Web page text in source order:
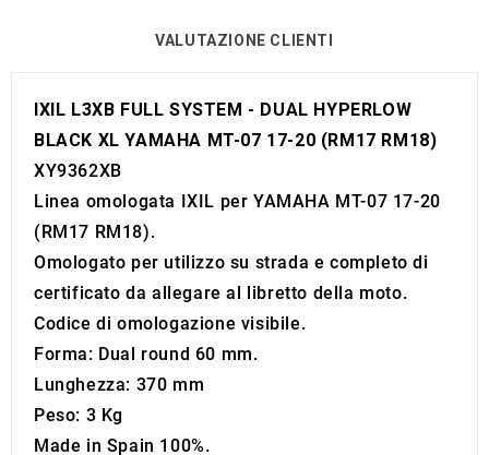
VALUTAZIONE CLIENTI
IXIL L3XB FULL SYSTEM - DUAL HYPERLOW
BLACK XL YAMAHA MT-07 17-20 (RM17 RM18)
XY9362XB
Linea omologata IXIL per YAMAHA MT-07 17-20
(RM17 RM18).
Omologato per utilizzo su strada e completo di
certificato da allegare al libretto della moto.
Codice di omologazione visibile.
Forma: Dual round 60 mm.
Lunghezza: 370 mm
Peso: 3 Kg
Made in Spain 100%.